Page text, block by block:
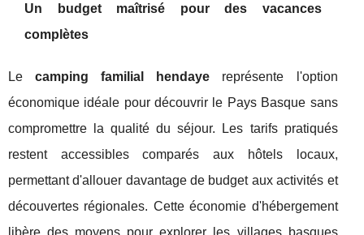
Un budget maîtrisé pour des vacances
complètes
Lecamping familial hendaye représente l'option
économique idéale pour découvrir le Pays Basque sans
compromettre la qualité du séjour. Les tarifs pratiqués
restent accessibles comparés aux hôtels locaux,
permettant d'allouer davantage de budget aux activités et
découvertes régionales. Cette économie d'hébergement
libère des moyens pour explorer les villages basques